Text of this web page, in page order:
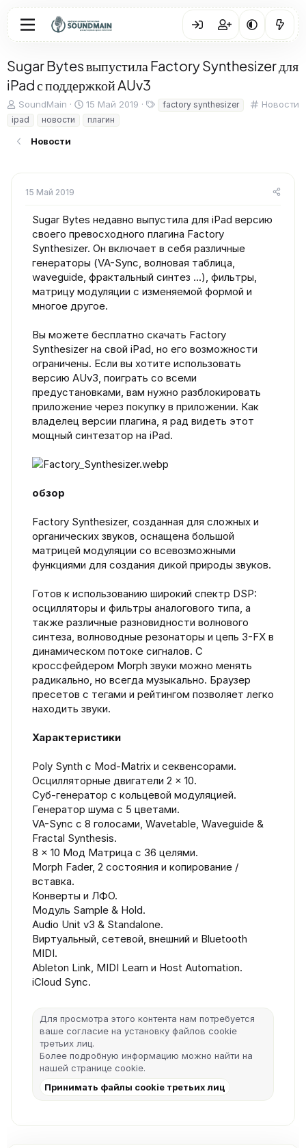
Sugar Bytes выпустила Factory Synthesizer для
iPad с поддержкой AUv3
К
Новости
А
в
т
о
SoundMain
Д
а
т
15 Май 2019
Тfactory synthesizer
ipad
новости плагин
Новости
15 Май 2019
Sugar Bytes недавно выпустила для iPad версию
своего превосходного плагина Factory
Synthesizer. Он включает в себя различные
генераторы (VA-Sync, волновая таблица,
waveguide, фрактальный синтез ...), фильтры,
матрицу модуляции с изменяемой формой и
многое другое.
Вы можете бесплатно скачать Factory
Synthesizer на свой iPad, но его возможности
ограничены. Если вы хотите использовать
версию AUv3, поиграть со всеми
предустановками, вам нужно разблокировать
приложение через покупку в приложении. Как
владелец версии плагина, я рад видеть этот
мощный синтезатор на iPad.
обзор
Factory Synthesizer, созданная для сложных и
органических звуков, оснащена большой
матрицей модуляции со всевозможными
функциями для создания дикой природы звуков.
Готов к использованию широкий спектр DSP:
осцилляторы и фильтры аналогового типа, а
также различные разновидности волнового
синтеза, волноводные резонаторы и цепь 3-FX в
динамическом потоке сигналов. С
кроссфейдером Morph звуки можно менять
радикально, но всегда музыкально. Браузер
пресетов с тегами и рейтингом позволяет легко
находить звуки.
Характеристики
Poly Synth с Mod-Matrix и секвенсорами.
Осцилляторные двигатели 2 × 10.
Суб-генератор с кольцевой модуляцией.
Генератор шума с 5 цветами.
VA-Sync с 8 голосами, Wavetable, Waveguide &
Fractal Synthesis.
8 × 10 Мод Матрица с 36 целями.
Morph Fader, 2 состояния и копирование /
вставка.
Конверты и ЛФО.
Модуль Sample & Hold.
Audio Unit v3 & Standalone.
Виртуальный, сетевой, внешний и Bluetooth
MIDI.
Ableton Link, MIDI Learn и Host Automation.
iCloud Sync.
Для просмотра этого контента нам потребуется
ваше согласие на установку файлов cookie
третьих лиц.
Более подробную информацию можно найти на
нашей странице cookie.
Принимать файлы cookie третьих лиц